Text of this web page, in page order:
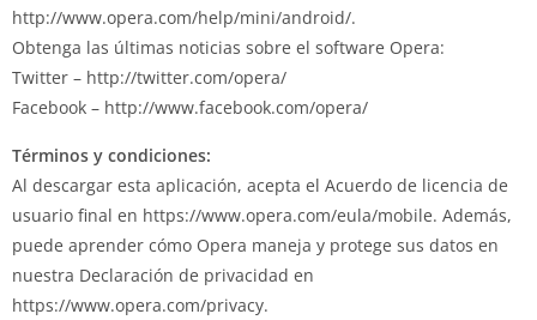
http://www.opera.com/help/mini/android/.
Obtenga las últimas noticias sobre el software Opera:
Twitter – http://twitter.com/opera/
Facebook – http://www.facebook.com/opera/
Términos y condiciones:
Al descargar esta aplicación, acepta el Acuerdo de licencia de
usuario final en https://www.opera.com/eula/mobile. Además,
puede aprender cómo Opera maneja y protege sus datos en
nuestra Declaración de privacidad en
https://www.opera.com/privacy.